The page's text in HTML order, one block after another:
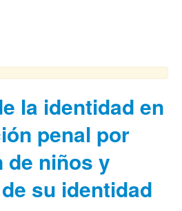
la identidad en
penal por
de niños y
su identidad